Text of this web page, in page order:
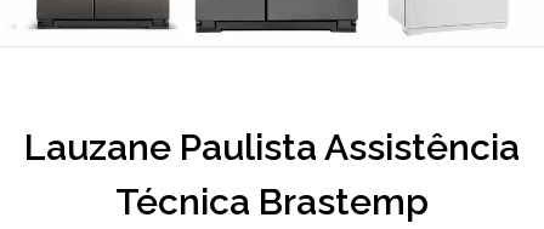
Lauzane Paulista Assistência
Técnica Brastemp